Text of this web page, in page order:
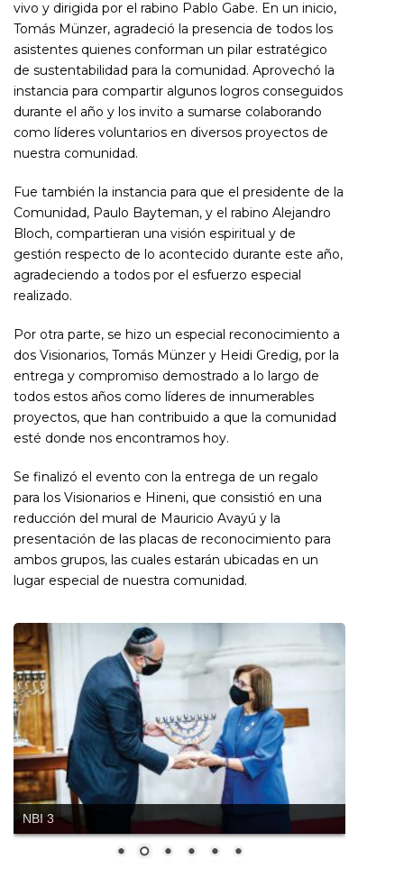
vivo y dirigida por el rabino Pablo Gabe. En un inicio,
Tomás Münzer, agradeció la presencia de todos los
asistentes quienes conforman un pilar estratégico
de sustentabilidad para la comunidad. Aprovechó la
instancia para compartir algunos logros conseguidos
durante el año y los invito a sumarse colaborando
como líderes voluntarios en diversos proyectos de
nuestra comunidad.
Fue también la instancia para que el presidente de la
Comunidad, Paulo Bayteman, y el rabino Alejandro
Bloch, compartieran una visión espiritual y de
gestión respecto de lo acontecido durante este año,
agradeciendo a todos por el esfuerzo especial
realizado.
Por otra parte, se hizo un especial reconocimiento a
dos Visionarios, Tomás Münzer y Heidi Gredig, por la
entrega y compromiso demostrado a lo largo de
todos estos años como líderes de innumerables
proyectos, que han contribuido a que la comunidad
esté donde nos encontramos hoy.
Se finalizó el evento con la entrega de un regalo
para los Visionarios e Hineni, que consistió en una
reducción del mural de Mauricio Avayú y la
presentación de las placas de reconocimiento para
ambos grupos, las cuales estarán ubicadas en un
lugar especial de nuestra comunidad.
NBI 3